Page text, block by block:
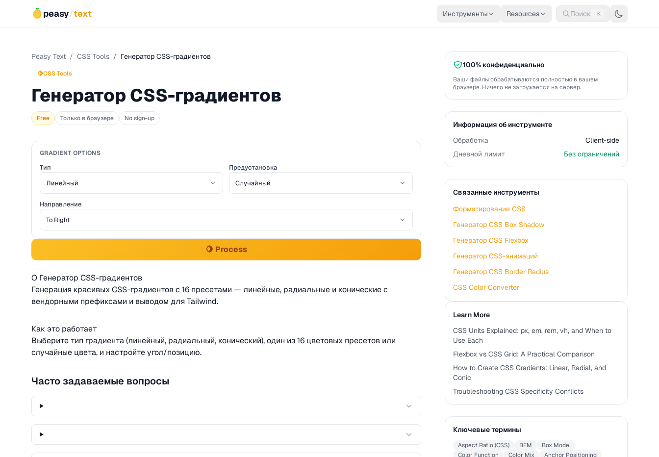
peasy/text Инструменты Resources Поиск ⌘K
Peasy Text / CSS Tools / Генератор CSS-градиентов
🍋CSS Tools
Генератор CSS-градиентов
Free Только в браузере No sign-up
GRADIENT OPTIONS
Тип Предустановка
Направление
🍋 Process
О Генератор CSS-градиентов
Генерация красивых CSS-градиентов с 16 пресетами — линейные, радиальные и конические с
вендорными префиксами и выводом для Tailwind.
Как это работает
Выберите тип градиента (линейный, радиальный, конический), один из 16 цветовых пресетов или
случайные цвета, и настройте угол/позицию.
Часто задаваемые вопросы
100% конфиденциально
Ваши файлы обрабатываются полностью в вашем
браузере. Ничего не загружается на сервер.
Информация об инструменте
Обработка
Client-side
Дневной лимит
Без ограничений
Связанные инструменты
Форматирование CSS
Генератор CSS Box Shadow
Генератор CSS Flexbox
Генератор CSS-анимаций
Генератор CSS Border Radius
CSS Color Converter
Learn More
CSS Units Explained: px, em, rem, vh, and When to
Use Each
Flexbox vs CSS Grid: A Practical Comparison
How to Create CSS Gradients: Linear, Radial, and
Conic
Troubleshooting CSS Specificity Conflicts
Ключевые термины
Aspect Ratio (CSS) BEM
Box Model
Color Function
Color Mix Anchor Positioning